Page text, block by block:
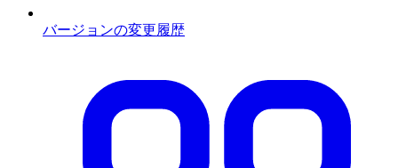
バージョンの変更履歴